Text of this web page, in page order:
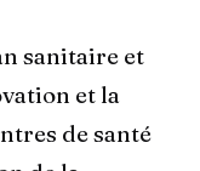
sanitaire et
et la
de santé